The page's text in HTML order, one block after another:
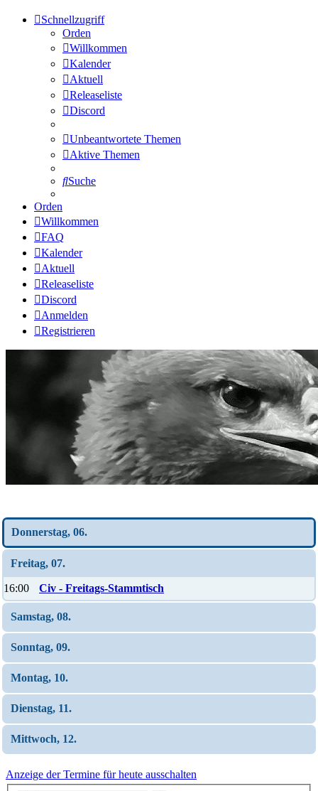
Schnellzugriff
Orden
Willkommen
Kalender
Aktuell
Releaseliste
Discord
Unbeantwortete Themen
Aktive Themen
Suche
Orden
Willkommen
FAQ
Kalender
Aktuell
Releaseliste
Discord
Anmelden
Registrieren
Donnerstag, 06.
Freitag, 07.
16:00 Civ - Freitags-Stammtisch
Samstag, 08.
Sonntag, 09.
Montag, 10.
Dienstag, 11.
Mittwoch, 12.
Anzeige der Termine für heute ausschalten